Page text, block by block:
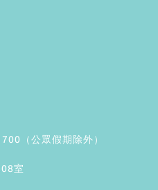
（公眾假期除外）
室